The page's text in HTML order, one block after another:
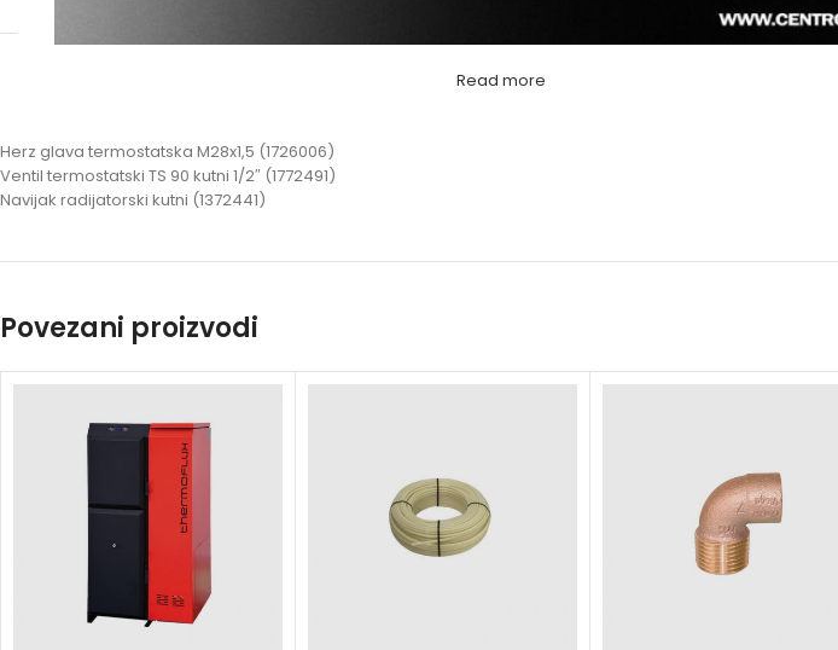
Read more
Herz glava termostatska M28x1,5 (1726006)
Ventil termostatski TS 90 kutni 1/2″ (1772491)
Navijak radijatorski kutni (1372441)
Povezani proizvodi